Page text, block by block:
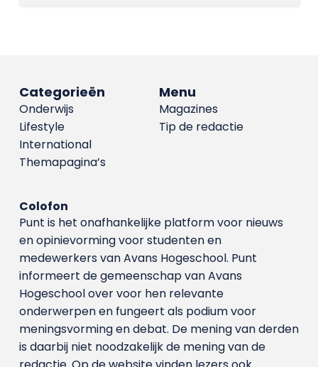
Menu
Magazines
Tip de redactie
Categorieën
Onderwijs
Lifestyle
International
Themapagina’s
Colofon
Punt is het onafhankelijke platform voor nieuws
en opinievorming voor studenten en
medewerkers van Avans Hoge­school. Punt
informeert de gemeenschap van Avans
Hogeschool over voor hen relevante
onderwerpen en fungeert als podium voor
meningsvorming en debat. De mening van derden
is daarbij niet noodzakelijk de mening van de